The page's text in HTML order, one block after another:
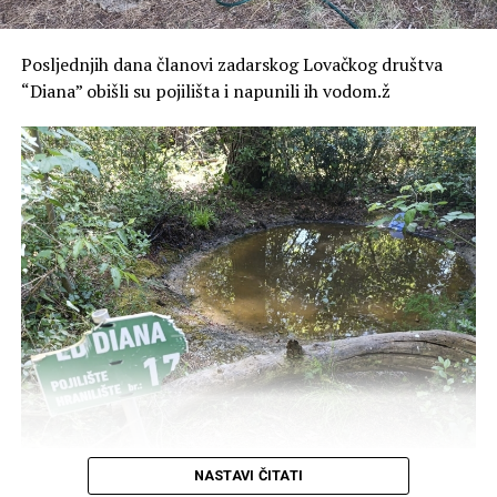
uređenje parkirne politike i širenje parkirnih zona izvan
Poluotoka.
Posljednjih dana članovi zadarskog Lovačkog društva
“Diana” obišli su pojilišta i napunili ih vodom.ž
S obzirom na dugotrajne vrućine i nedostatak vode, u
okviru svojih redovnih aktivnosti, članovi Lovačke udruge
NASTAVI ČITATI